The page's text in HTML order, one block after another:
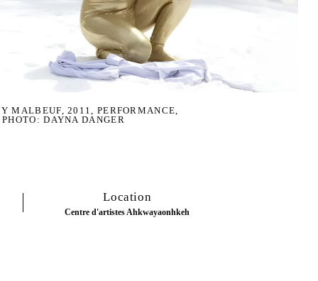
MALBEUF, 2011, PERFORMANCE,
DAYNA DANGER
Location
Centre d'artistes Ahkwayaonhkeh